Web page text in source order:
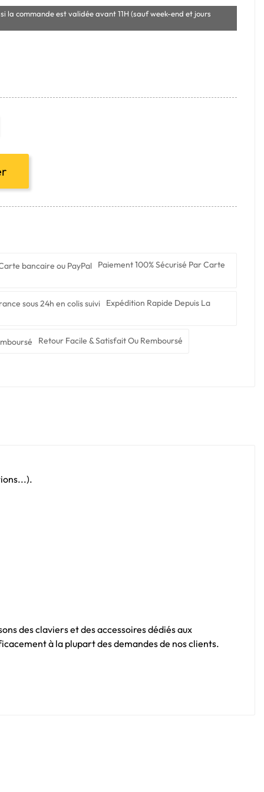
la commande est validée avant 11H (sauf week-end et jours
Paiement 100% Sécurisé Par Carte
Expédition Rapide Depuis La
Retour Facile & Satisfait Ou Remboursé
des claviers et des accessoires dédiés aux
à la plupart des demandes de nos clients.